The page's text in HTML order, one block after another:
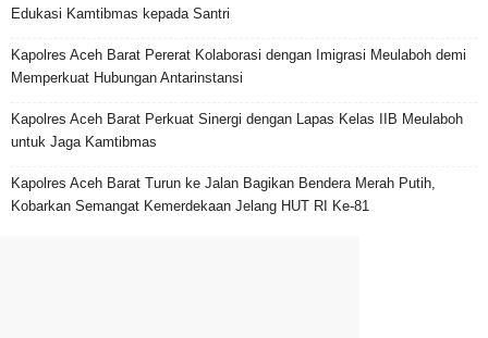
Edukasi Kamtibmas kepada Santri
Kapolres Aceh Barat Pererat Kolaborasi dengan Imigrasi Meulaboh demi
Memperkuat Hubungan Antarinstansi
Kapolres Aceh Barat Perkuat Sinergi dengan Lapas Kelas IIB Meulaboh
untuk Jaga Kamtibmas
Kapolres Aceh Barat Turun ke Jalan Bagikan Bendera Merah Putih,
Kobarkan Semangat Kemerdekaan Jelang HUT RI Ke-81